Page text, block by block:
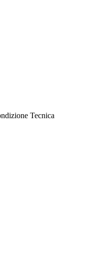
Tecnica